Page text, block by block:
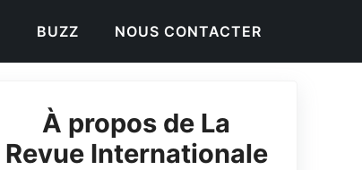
BUZZ NOUS CONTACTER
À propos de La
Revue Internationale